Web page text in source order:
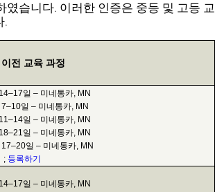
습니다. 이러한 인증은 중등 및 고등 교
.
전 교육 과정
일 – 미네통카, MN
일 – 미네통카, MN
일 – 미네통카, MN
일 – 미네통카, MN
일 – 미네통카, MN
; 등록하기
일 – 미네통카, MN